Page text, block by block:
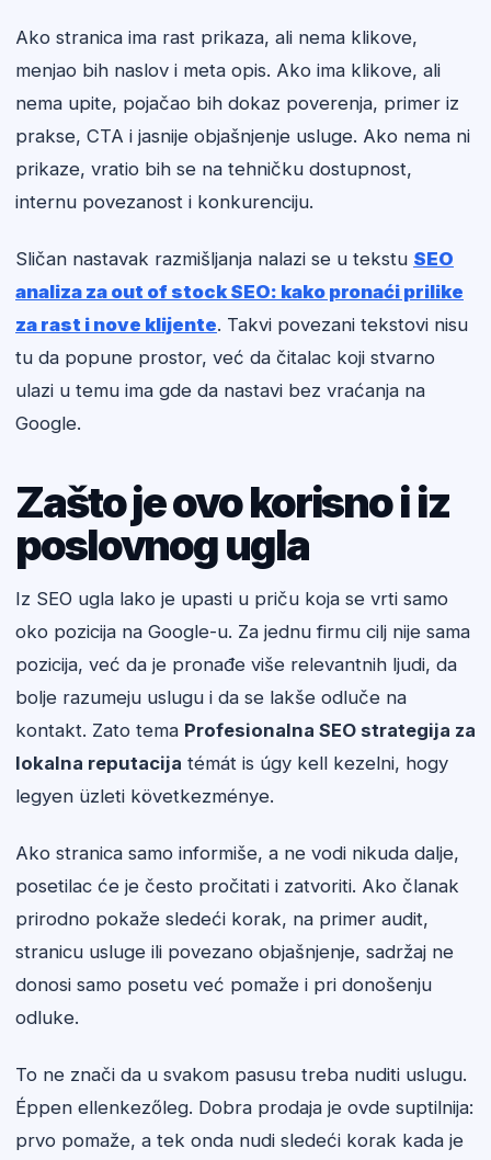
Ako stranica ima rast prikaza, ali nema klikove,
menjao bih naslov i meta opis. Ako ima klikove, ali
nema upite, pojačao bih dokaz poverenja, primer iz
prakse, CTA i jasnije objašnjenje usluge. Ako nema ni
prikaze, vratio bih se na tehničku dostupnost,
internu povezanost i konkurenciju.
Sličan nastavak razmišljanja nalazi se u tekstu SEO
analiza za out of stock SEO: kako pronaći prilike
za rast i nove klijente. Takvi povezani tekstovi nisu
tu da popune prostor, već da čitalac koji stvarno
ulazi u temu ima gde da nastavi bez vraćanja na
Google.
Zašto je ovo korisno i iz
poslovnog ugla
Iz SEO ugla lako je upasti u priču koja se vrti samo
oko pozicija na Google-u. Za jednu firmu cilj nije sama
pozicija, već da je pronađe više relevantnih ljudi, da
bolje razumeju uslugu i da se lakše odluče na
kontakt. Zato tema Profesionalna SEO strategija za
lokalna reputacija témát is úgy kell kezelni, hogy
legyen üzleti következménye.
Ako stranica samo informiše, a ne vodi nikuda dalje,
posetilac će je često pročitati i zatvoriti. Ako članak
prirodno pokaže sledeći korak, na primer audit,
stranicu usluge ili povezano objašnjenje, sadržaj ne
donosi samo posetu već pomaže i pri donošenju
odluke.
To ne znači da u svakom pasusu treba nuditi uslugu.
Éppen ellenkezőleg. Dobra prodaja je ovde suptilnija:
prvo pomaže, a tek onda nudi sledeći korak kada je